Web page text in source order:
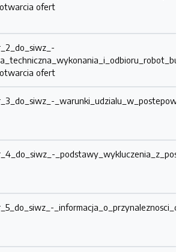
ofert
ofert